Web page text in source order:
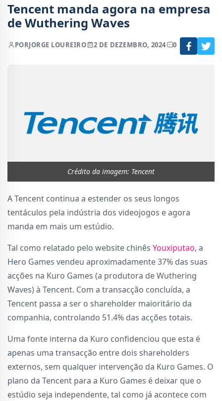
Tencent manda agora na empresa
de Wuthering Waves
PORJORGE LOUREIRO 2 DE DEZEMBRO, 2024 0
Crédito da imagem: Tencent
A Tencent continua a estender os seus longos
tentáculos pela indústria dos videojogos e agora
manda em mais um estúdio.
Tal como relatado pelo website chinês Youxiputao, a
Hero Games vendeu aproximadamente 37% das suas
acções na Kuro Games (a produtora de Wuthering
Waves) à Tencent. Com a transacção concluída, a
Tencent passa a ser o shareholder maioritário da
companhia, controlando 51.4% das acções totais.
Uma fonte interna da Kuro confidenciou que esta é
apenas uma transacção entre dois shareholders
externos, sem qualquer intervenção da Kuro Games. O
plano da Tencent para a Kuro Games é deixar que o
estúdio seja independente, tal como já acontece com